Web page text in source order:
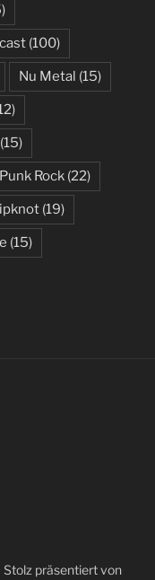
(100)
Nu Metal (15)
(15)
Punk Rock (22)
(19)
(15)
Stolz präsentiert von